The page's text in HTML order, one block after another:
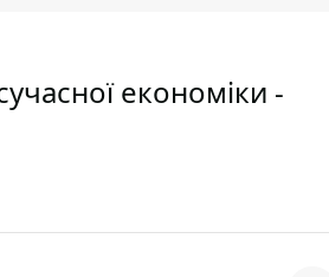
економіки -